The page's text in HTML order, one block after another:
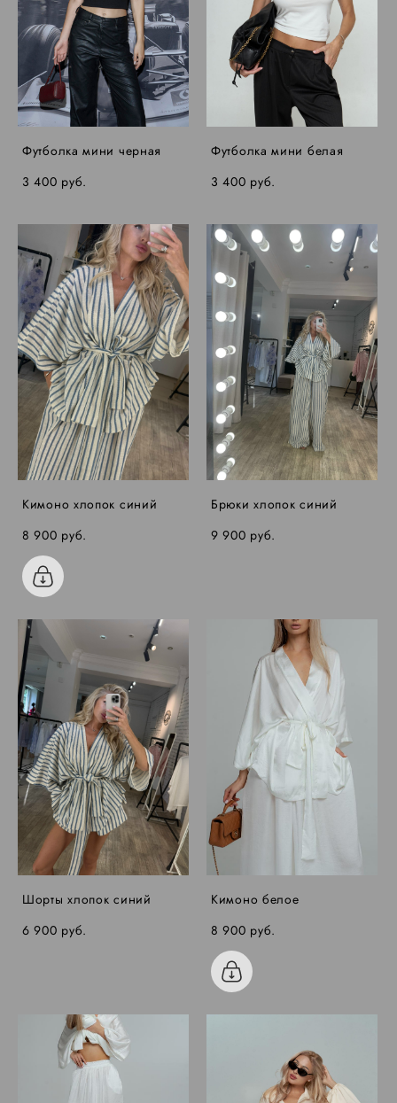
Футболка мини черная
3 400 pуб.
Футболка мини белая
3 400 pуб.
Кимоно хлопок синий
8 900 pуб.
Брюки хлопок синий
9 900 pуб.
Шорты хлопок синий
6 900 pуб.
Кимоно белое
8 900 pуб.